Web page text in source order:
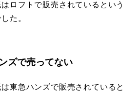
ロフトで販売されているという
た。
ズで売ってない
東急ハンズで販売されていると